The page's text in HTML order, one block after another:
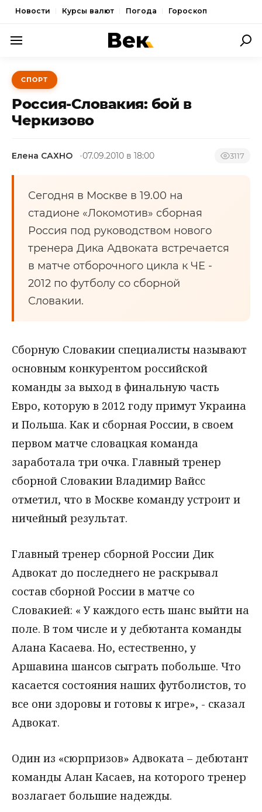
Новости Курсы валют Погода Гороскоп
ПОЛИТИКА
ЭКОНОМИКА
ОБЩЕСТВО
КУЛЬТУРА
СПОРТ
Россия-Словакия: бой в
Черкизово
Елена САХНО 07.09.2010 в 18:00 3117
Сегодня в Москве в 19.00 на
стадионе «Локомотив» сборная
Россия под руководством нового
тренера Дика Адвоката встречается
в матче отборочного цикла к ЧЕ -
2012 по футболу со сборной
Словакии.
Сборную Словакии специалисты называют
основным конкурентом российской
команды за выход в финальную часть
Евро, которую в 2012 году примут Украина
и Польша. Как и сборная России, в своем
первом матче словацкая команда
заработала три очка. Главный тренер
сборной Словакии Владимир Вайсс
отметил, что в Москве команду устроит и
ничейный результат.
Главный тренер сборной России Дик
Адвокат до последнего не раскрывал
состав сборной России в матче со
Словакией: « У каждого есть шанс выйти на
поле. В том числе и у дебютанта команды
Алана Касаева. Но, естественно, у
Аршавина шансов сыграть побольше. Что
касается состояния наших футболистов, то
все они здоровы и готовы к игре», - сказал
Адвокат.
Один из «сюрпризов» Адвоката – дебютант
команды Алан Касаев, на которого тренер
возлагает большие надежды.